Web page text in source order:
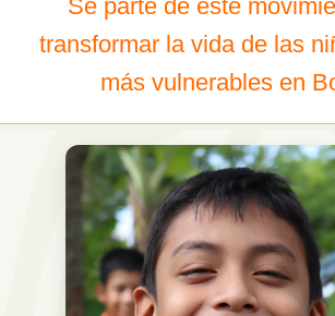
Sé parte de este
transformar la vida de las
más vulnerables en